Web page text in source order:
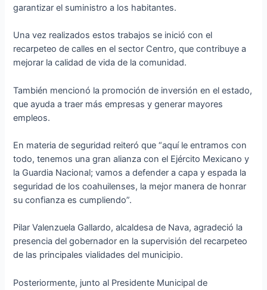
garantizar el suministro a los habitantes.
Una vez realizados estos trabajos se inició con el
recarpeteo de calles en el sector Centro, que contribuye a
mejorar la calidad de vida de la comunidad.
También mencionó la promoción de inversión en el estado,
que ayuda a traer más empresas y generar mayores
empleos.
En materia de seguridad reiteró que “aquí le entramos con
todo, tenemos una gran alianza con el Ejército Mexicano y
la Guardia Nacional; vamos a defender a capa y espada la
seguridad de los coahuilenses, la mejor manera de honrar
su confianza es cumpliendo”.
Pilar Valenzuela Gallardo, alcaldesa de Nava, agradeció la
presencia del gobernador en la supervisión del recarpeteo
de las principales vialidades del municipio.
Posteriormente, junto al Presidente Municipal de